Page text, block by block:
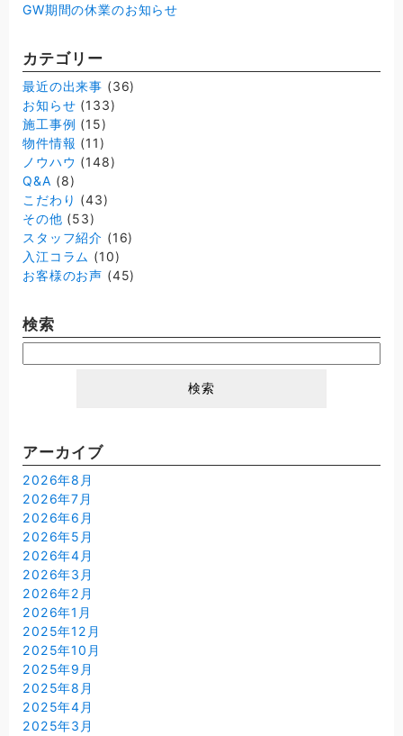
GW期間の休業のお知らせ
カテゴリー
最近の出来事 (36)
お知らせ (133)
施工事例 (15)
物件情報 (11)
ノウハウ (148)
Q&A (8)
こだわり (43)
その他 (53)
スタッフ紹介 (16)
入江コラム (10)
お客様のお声 (45)
検索
索:
アーカイブ
2026年8月
2026年7月
2026年6月
2026年5月
2026年4月
2026年3月
2026年2月
2026年1月
2025年12月
2025年10月
2025年9月
2025年8月
2025年4月
2025年3月